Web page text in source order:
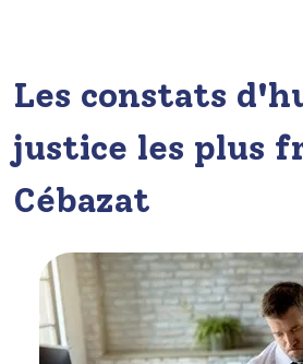
Les constats
justice les plus
Cébazat